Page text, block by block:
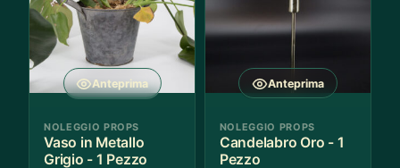
Anteprima
NOLEGGIO PROPS
Vaso in Metallo
Grigio - 1 Pezzo
Anteprima
NOLEGGIO PROPS
Candelabro Oro - 1
Pezzo